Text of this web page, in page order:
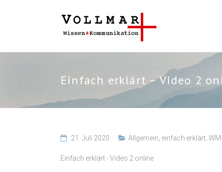
Einfach erklärt – Video 2
21. Juli 2020 Allgemein einfach erklärt
Einfach erklärt - Video 2 online